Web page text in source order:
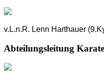
v.L.n.R. Lenn Harthauer
Abteilungsleitung Karate